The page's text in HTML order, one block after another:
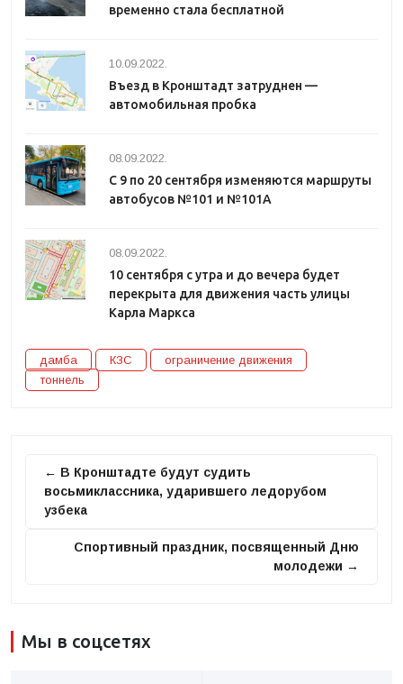
временно стала бесплатной
10.09.2022.
Въезд в Кронштадт затруднен —
автомобильная пробка
08.09.2022.
С 9 по 20 сентября изменяются маршруты
автобусов №101 и №101А
08.09.2022.
10 сентября с утра и до вечера будет
перекрыта для движения часть улицы
Карла Маркса
дамба КЗС
ограничение движения
тоннель
← В Кронштадте будут судить
восьмиклассника, ударившего ледорубом
узбека
Спортивный праздник, посвященный Дню
молодежи →
Мы в соцсетях